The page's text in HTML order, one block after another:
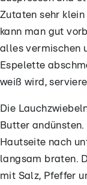
Zutaten sehr
kann man gut
alles vermischen
Espelette
weiß wird,
Die
Butter
Hautseite nach
langsam braten.
mit Salz, Pfeffer